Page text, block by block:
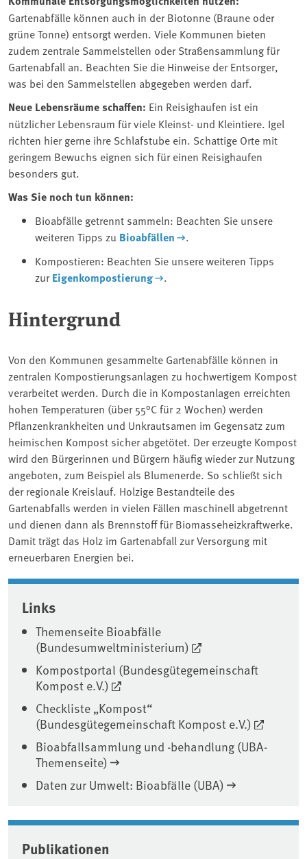
Gartenabfälle können auch in der Biotonne (Braune oder
grüne Tonne) entsorgt werden. Viele Kommunen bieten
zudem zentrale Sammelstellen oder Straßensammlung für
Gartenabfall an. Beachten Sie die Hinweise der Entsorger,
was bei den Sammelstellen abgegeben werden darf.
Neue Lebensräume schaffen: Ein Reisighaufen ist ein
nützlicher Lebensraum für viele Kleinst- und Kleintiere. Igel
richten hier gerne ihre Schlafstube ein. Schattige Orte mit
geringem Bewuchs eignen sich für einen Reisighaufen
besonders gut.
Was Sie noch tun können:
Bioabfälle getrennt sammeln: Beachten Sie unsere
weiteren Tipps zu Bioabfällen
.
Kompostieren: Beachten Sie unsere weiteren Tipps
zurEigenkompostierung .
Hintergrund
Von den Kommunen gesammelte Gartenabfälle können in
zentralen Kompostierungsanlagen zu hochwertigem Kompost
verarbeitet werden. Durch die in Kompostanlagen erreichten
hohen Temperaturen (über 55°C für 2 Wochen) werden
Pflanzenkrankheiten und Unkrautsamen im Gegensatz zum
heimischen Kompost sicher abgetötet. Der erzeugte Kompost
wird den Bürgerinnen und Bürgern häufig wieder zur Nutzung
angeboten, zum Beispiel als Blumenerde. So schließt sich
der regionale Kreislauf. Holzige Bestandteile des
Gartenabfalls werden in vielen Fällen maschinell abgetrennt
und dienen dann als Brennstoff für Biomasseheizkraftwerke.
Damit trägt das Holz im Gartenabfall zur Versorgung mit
erneuerbaren Energien bei.
Associated content
Links
Themenseite Bioabfälle
(Bundesumweltministerium)
Kompostportal (Bundesgütegemeinschaft
Kompost e.V.)
Checkliste „Kompost“
(Bundesgütegemeinschaft Kompost e.V.)
Bioabfallsammlung und -behandlung (UBA-
Themenseite)
Daten zur Umwelt: Bioabfälle (UBA)
Publikationen